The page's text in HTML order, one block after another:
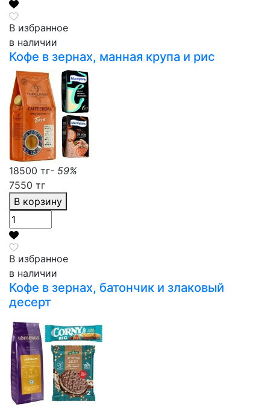
В избранное
в наличии
Кофе в зернах, манная крупа и рис
18500 тг- 59%
7550 тг
В корзину
В избранное
в наличии
Кофе в зернах, батончик и злаковый
десерт